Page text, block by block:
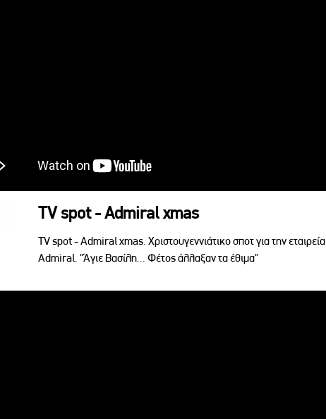
TV spot - Admiral xmas
TV spot - Admiral xmas. Χριστουγεννιάτικο σποτ για την εταιρεία
Admiral. "Άγιε Βασίλη... Φέτος άλλαξαν τα έθιμα"